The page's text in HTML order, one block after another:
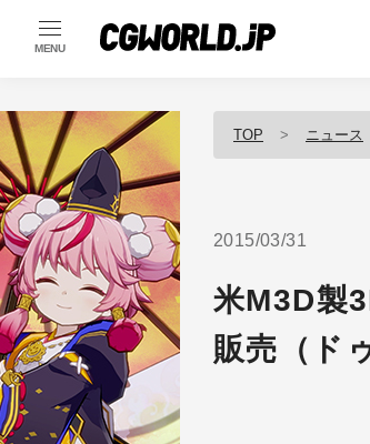
MENU
TOP ニュース
2015/03/31
米M3D製
販売（ド